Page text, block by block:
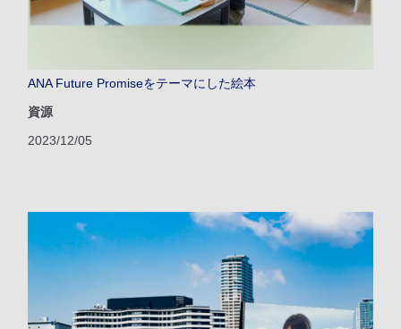
ANA Future Promiseをテーマにした絵本
資源
2023/12/05